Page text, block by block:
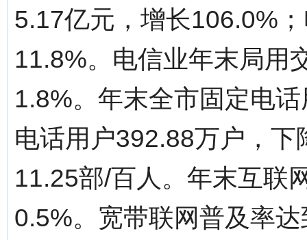
5.17亿元，增长106.0%
11.8%。电信业年末局用
1.8%。年末全市固定电
电话用户392.88万户，
11.25部/百人。年末互联
0.5%。宽带联网普及率